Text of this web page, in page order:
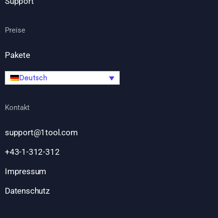
Preise
Pakete
Deutsch
Kontakt
support@1tool.com
+43-1-312-312
Impressum
Datenschutz